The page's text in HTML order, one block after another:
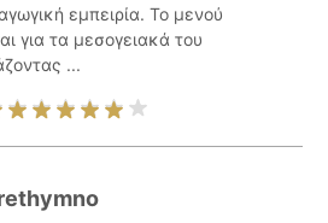
εμπειρία. Το μενού
για τα μεσογειακά του
...